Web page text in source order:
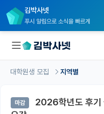
김박사넷
푸시 알림으로 소식을 빠르게
대학원생 모집 홈
대학원생 모집 지역별
마감
2026학년도 후기